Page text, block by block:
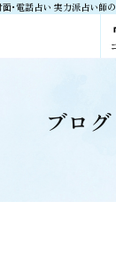
面･電話占い 実力派占い師
ブログ